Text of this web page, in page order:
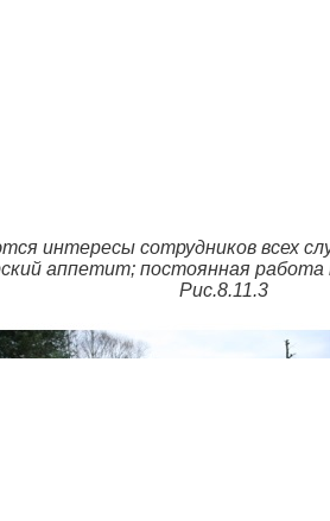
интересы сотрудников всех
аппетит; постоянная работа
кухне. Рис.8.11.3